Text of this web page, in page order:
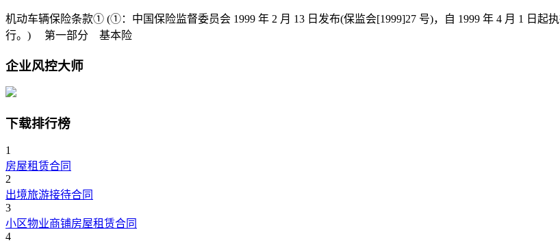
机动车辆保险条款① (①：中国保险监督委员会 1999 年 2 月 13 日发布(保监会[1999]27 号)，自 1999 年 4 月 1 日
行。) 第一部分 基本险
企业风控大师
下载排行榜
1
房屋租赁合同
2
出境旅游接待合同
3
小区物业商铺房屋租赁合同
4